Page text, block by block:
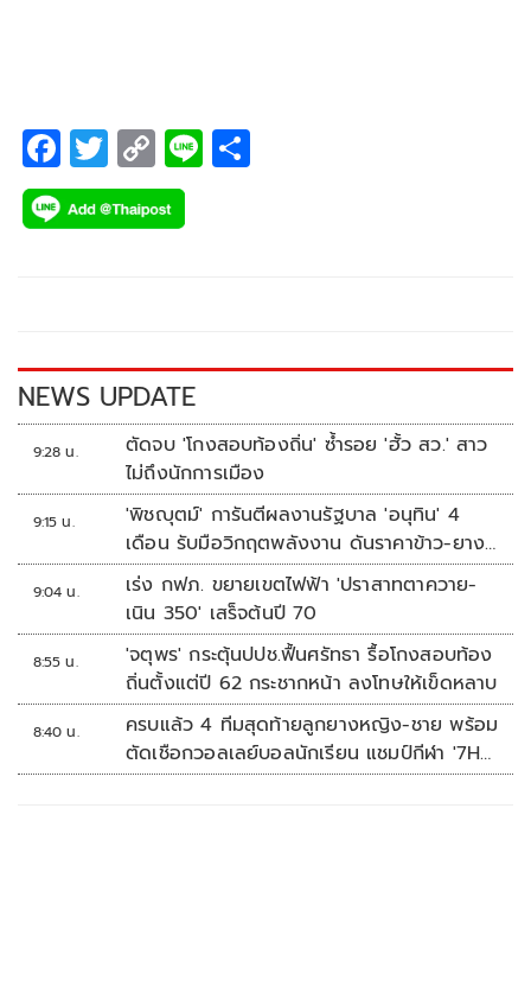
F
ac
e
k
T
wi
tt
C
o
p
k
Li
NEWS UPDATE
9:28 น.
ตัดจบ 'โกงสอบท้องถิ่น' ซ้ำรอย 'ฮั้ว สว.' สาว
ไม่ถึงนักการเมือง
9:15 น.
'พิชญุตม์' การันตีผลงานรัฐบาล 'อนุทิน' 4
เดือน รับมือวิกฤตพลังงาน ดันราคาข้าว-ยาง-
ปาล์ม พุ่งต่อเนื่อง พร้อมอัดมาตรการช่วยลด
ต้นทุน-ขยายตลาดโลก
9:04 น.
เร่ง กฟภ. ขยายเขตไฟฟ้า 'ปราสาทตาควาย-
เนิน 350' เสร็จต้นปี 70
8:55 น.
'จตุพร' กระตุ้นปปช.ฟื้นศรัทธา รื้อโกงสอบท้อง
ถิ่นตั้งแต่ปี 62 กระชากหน้า ลงโทษให้เข็ดหลาบ
8:40 น.
ครบแล้ว 4 ทีมสุดท้ายลูกยางหญิง-ชาย พร้อม
ตัดเชือกวอลเลย์บอลนักเรียน แชมป์กีฬา '7HD
2026'